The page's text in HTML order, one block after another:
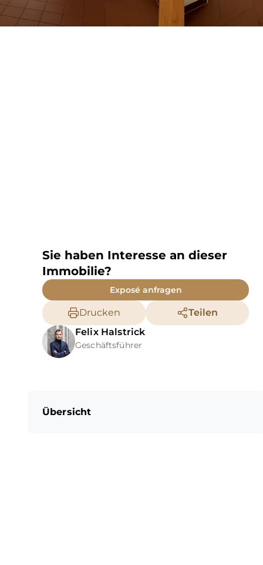
Sie haben Interesse an dieser
Immobilie?
Exposé anfragen
Drucken
Teilen
Felix Halstrick
Geschäftsführer
Übersicht